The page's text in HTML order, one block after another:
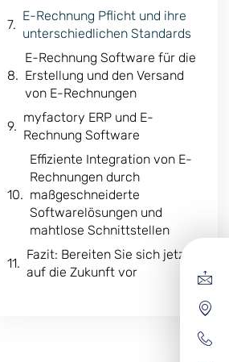
E-Rechnung Pflicht und ihre
unterschiedlichen Standards
E-Rechnung Software für die
Erstellung und den Versand
von E-Rechnungen
myfactory ERP und E-
Rechnung Software
Effiziente Integration von E-
Rechnungen durch
maßgeschneiderte
Softwarelösungen und
mahtlose Schnittstellen
Fazit: Bereiten Sie sich jetzt
auf die Zukunft vor